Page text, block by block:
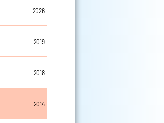
2026
2019
2018
2014